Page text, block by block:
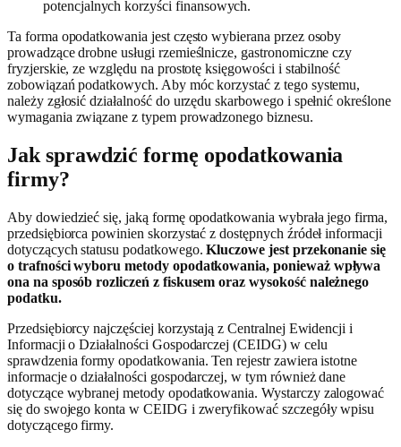
potencjalnych korzyści finansowych.
Ta forma opodatkowania jest często wybierana przez osoby
prowadzące drobne usługi rzemieślnicze, gastronomiczne czy
fryzjerskie, ze względu na prostotę księgowości i stabilność
zobowiązań podatkowych. Aby móc korzystać z tego systemu,
należy zgłosić działalność do urzędu skarbowego i spełnić określone
wymagania związane z typem prowadzonego biznesu.
Jak sprawdzić formę opodatkowania
firmy?
Aby dowiedzieć się, jaką formę opodatkowania wybrała jego firma,
przedsiębiorca powinien skorzystać z dostępnych źródeł informacji
dotyczących statusu podatkowego.Kluczowe jest przekonanie się
o trafności wyboru metody opodatkowania, ponieważ wpływa
ona na sposób rozliczeń z fiskusem oraz wysokość należnego
podatku.
Przedsiębiorcy najczęściej korzystają z Centralnej Ewidencji i
Informacji o Działalności Gospodarczej (CEIDG) w celu
sprawdzenia formy opodatkowania. Ten rejestr zawiera istotne
informacje o działalności gospodarczej, w tym również dane
dotyczące wybranej metody opodatkowania. Wystarczy zalogować
się do swojego konta w CEIDG i zweryfikować szczegóły wpisu
dotyczącego firmy.